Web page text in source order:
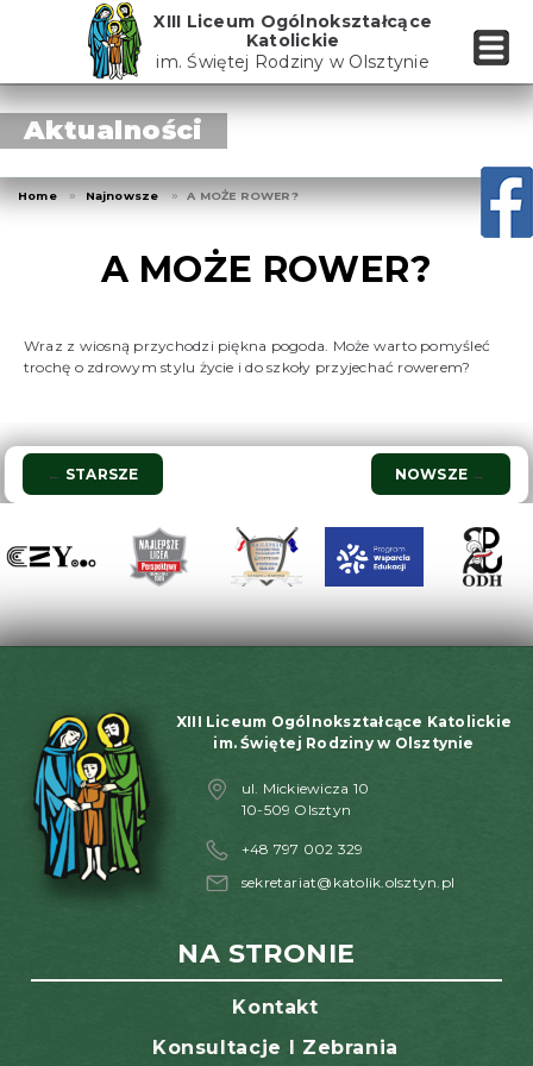
XIII Liceum Ogólnokształcące
Katolickie
im. Świętej Rodziny w Olsztynie
Aktualności
Home Najnowsze A MOŻE ROWER?
A MOŻE ROWER?
Wraz z wiosną przychodzi piękna pogoda. Może warto pomyśleć
trochę o zdrowym stylu życie i do szkoły przyjechać rowerem?
Nawigacja
wpisu
← STARSZE NOWSZE →
XIII Liceum Ogólnokształcące Katolickie
im. Świętej Rodziny w Olsztynie
ul. Mickiewicza 10
10-509 Olsztyn
+48 797 002 329
sekretariat@katolik.olsztyn.pl
NA STRONIE
Kontakt
Konsultacje I Zebrania